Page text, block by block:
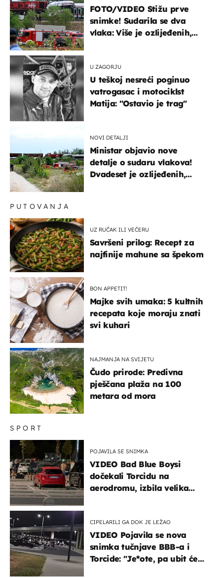
FOTO/VIDEO Stižu prve
snimke! Sudarila se dva
vlaka: Više je ozlijeđenih,
U ZAGORJU
U teškoj nesreći poginuo
vatrogasac i motociklst
Matija: "Ostavio je trag"
NOVI DETALJI
Ministar objavio nove
detalje o sudaru vlakova!
Dvadeset je ozlijeđenih,
SPORT
POJAVILA SE SNIMKA
VIDEO Bad Blue Boysi
dočekali Torcidu na
aerodromu, izbila velika
CIPELARILI GA DOK JE LEŽAO
VIDEO Pojavila se nova
snimka tučnjave BBB-a i
Torcide: "Je*ote, pa ubit će
PUTOVANJA
UZ RUČAK ILI VEČERU
Savršeni prilog: Recept za
najfinije mahune sa špekom
BON APPETIT!
Majke svih umaka: 5 kultnih
recepata koje moraju znati
svi kuhari
NAJMANJA NA SVIJETU
Čudo prirode: Predivna
pješčana plaža na 100
metara od mora